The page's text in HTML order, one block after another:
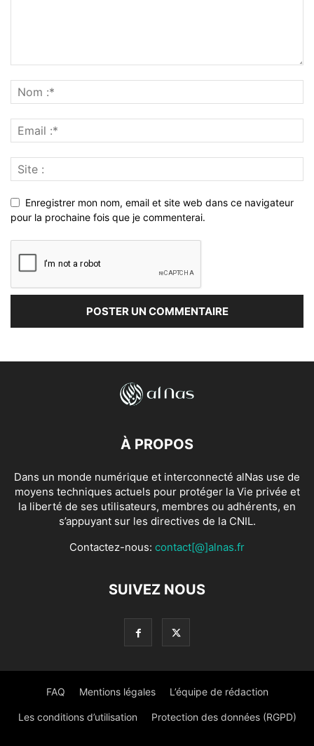
Enregistrer mon nom, email et site web dans ce navigateur
pour la prochaine fois que je commenterai.
À PROPOS
Dans un monde numérique et interconnecté alNas use de
moyens techniques actuels pour protéger la Vie privée et
la liberté de ses utilisateurs, membres ou adhérents, en
s’appuyant sur les directives de la CNIL.
Contactez-nous: contact[@]alnas.fr
SUIVEZ NOUS
FAQ Mentions légales L’équipe de rédaction
Les conditions d’utilisation Protection des données (RGPD)